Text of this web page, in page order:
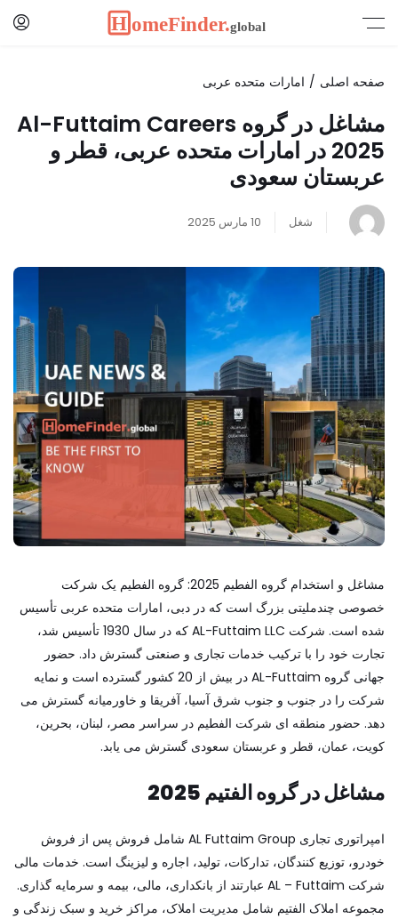
صفحه اصلی امارات متحده عربی
مشاغل در گروه Al-Futtaim Careers
2025 در امارات متحده عربی، قطر و
عربستان سعودی
شغل 10 مارس 2025
مشاغل و استخدام گروه الفطیم 2025: گروه الفطیم یک شرکت
خصوصی چندملیتی بزرگ است که در دبی، امارات متحده عربی تأسیس
شده است. شرکت AL-Futtaim LLC که در سال 1930 تأسیس شد،
تجارت خود را با ترکیب خدمات تجاری و صنعتی گسترش داد. حضور
جهانی گروه AL-Futtaim در بیش از 20 کشور گسترده است و نمایه
شرکت را در جنوب و جنوب شرق آسیا، آفریقا و خاورمیانه گسترش می
دهد. حضور منطقه ای شرکت الفطیم در سراسر مصر، لبنان، بحرین،
کویت، عمان، قطر و عربستان سعودی گسترش می یابد.
مشاغل در گروه الفتیم 2025
امپراتوری تجاری AL Futtaim Group شامل فروش پس از فروش
خودرو، توزیع کنندگان، تدارکات، تولید، اجاره و لیزینگ است. خدمات مالی
شرکت AL – Futtaim عبارتند از بانکداری، مالی، بیمه و سرمایه گذاری.
مجموعه املاک الفتیم شامل مدیریت املاک، مراکز خرید و سبک زندگی و